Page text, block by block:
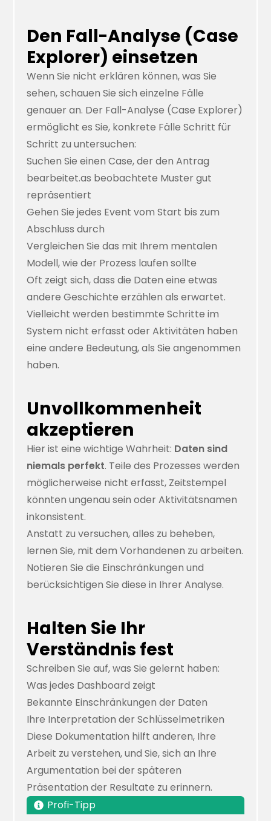
Den Fall-Analyse (Case
Explorer) einsetzen
Wenn Sie nicht erklären können, was Sie
sehen, schauen Sie sich einzelne Fälle
genauer an. Der Fall-Analyse (Case Explorer)
ermöglicht es Sie, konkrete Fälle Schritt für
Schritt zu untersuchen:
Suchen Sie einen Case, der den Antrag
bearbeitet.as beobachtete Muster gut
repräsentiert
Gehen Sie jedes Event vom Start bis zum
Abschluss durch
Vergleichen Sie das mit Ihrem mentalen
Modell, wie der Prozess laufen sollte
Oft zeigt sich, dass die Daten eine etwas
andere Geschichte erzählen als erwartet.
Vielleicht werden bestimmte Schritte im
System nicht erfasst oder Aktivitäten haben
eine andere Bedeutung, als Sie angenommen
haben.
Unvollkommenheit
akzeptieren
Hier ist eine wichtige Wahrheit: Daten sind
niemals perfekt. Teile des Prozesses werden
möglicherweise nicht erfasst, Zeitstempel
könnten ungenau sein oder Aktivitätsnamen
inkonsistent.
Anstatt zu versuchen, alles zu beheben,
lernen Sie, mit dem Vorhandenen zu arbeiten.
Notieren Sie die Einschränkungen und
berücksichtigen Sie diese in Ihrer Analyse.
Halten Sie Ihr
Verständnis fest
Schreiben Sie auf, was Sie gelernt haben:
Was jedes Dashboard zeigt
Bekannte Einschränkungen der Daten
Ihre Interpretation der Schlüsselmetriken
Diese Dokumentation hilft anderen, Ihre
Arbeit zu verstehen, und Sie, sich an Ihre
Argumentation bei der späteren
Präsentation der Resultate zu erinnern.
Profi-Tipp